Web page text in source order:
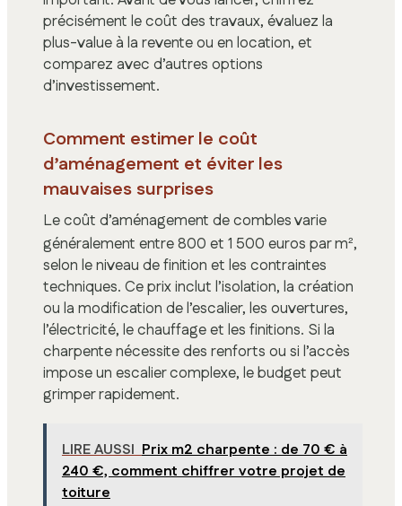
précisément le coût des travaux, évaluez la
plus-value à la revente ou en location, et
comparez avec d’autres options
d’investissement.
Comment estimer le coût
d’aménagement et éviter les
mauvaises surprises
Le coût d’aménagement de combles varie
généralement entre 800 et 1 500 euros par m²,
selon le niveau de finition et les contraintes
techniques. Ce prix inclut l’isolation, la création
ou la modification de l’escalier, les ouvertures,
l’électricité, le chauffage et les finitions. Si la
charpente nécessite des renforts ou si l’accès
impose un escalier complexe, le budget peut
grimper rapidement.
LIRE AUSSI Prix m2 charpente : de 70 € à
240 €, comment chiffrer votre projet de
toiture